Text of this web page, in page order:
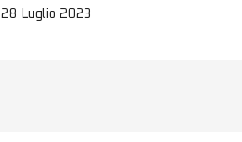
28 Luglio 2023